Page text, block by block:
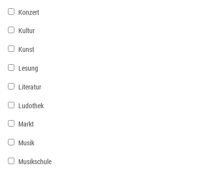
Konzert
Kultur
Kunst
Lesung
Literatur
Ludothek
Markt
Musik
Musikschule